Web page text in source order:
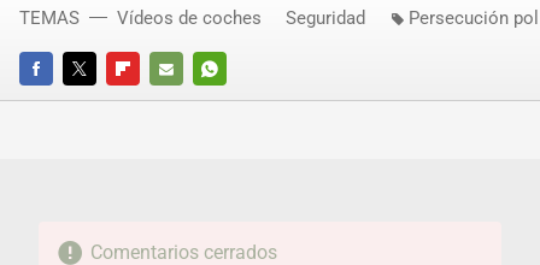
FACEBOOKTWITTERFLIPBOARD
E-
WHATSAPP
TEMAS Vídeos de coches Seguridad Persecución
Comentarios cerrados